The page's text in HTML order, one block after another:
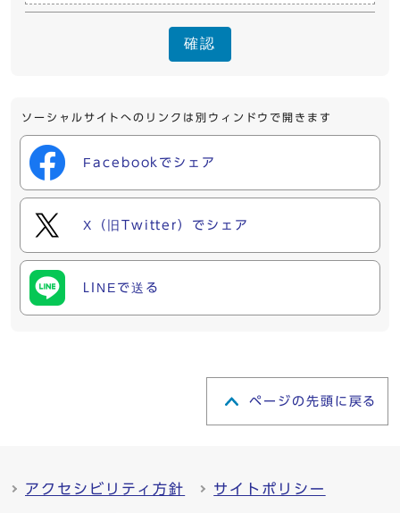
確認
ソーシャルサイトへのリンクは別ウィンドウで開きます
Facebookでシェア
X（旧Twitter）でシェア
LINEで送る
ページの先頭に戻る
アクセシビリティ方針 サイトポリシー